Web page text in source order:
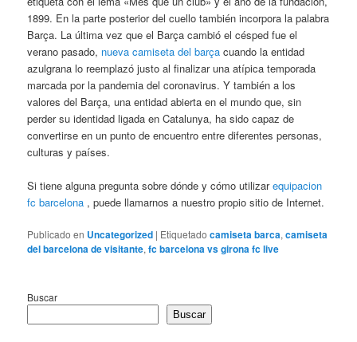
1899. En la parte posterior del cuello también incorpora la palabra
Barça. La última vez que el Barça cambió el césped fue el
verano pasado, nueva camiseta del barça cuando la entidad
azulgrana lo reemplazó justo al finalizar una atípica temporada
marcada por la pandemia del coronavirus. Y también a los
valores del Barça, una entidad abierta en el mundo que, sin
perder su identidad ligada en Catalunya, ha sido capaz de
convertirse en un punto de encuentro entre diferentes personas,
culturas y países.
Si tiene alguna pregunta sobre dónde y cómo utilizarequipacion
fc barcelona , puede llamarnos a nuestro propio sitio de Internet.
Publicado en Uncategorized | Etiquetado camiseta barca,camiseta
del barcelona de visitante,fc barcelona vs girona fc live
Buscar
Buscar